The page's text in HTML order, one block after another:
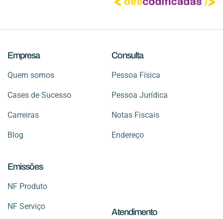
Empresa
Quem somos
Cases de Sucesso
Carreiras
Blog
Consulta
Pessoa Física
Pessoa Jurídica
Notas Fiscais
Endereço
Emissões
NF Produto
NF Serviço
Atendimento